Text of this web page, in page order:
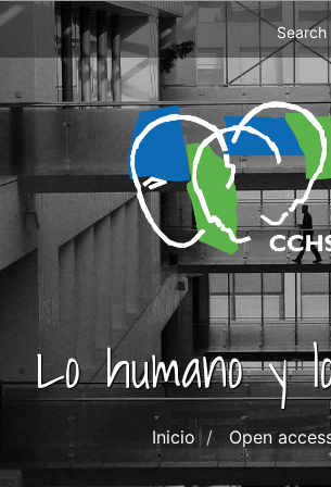
Top
Menu
Search
Lo humano y
Inicio Open